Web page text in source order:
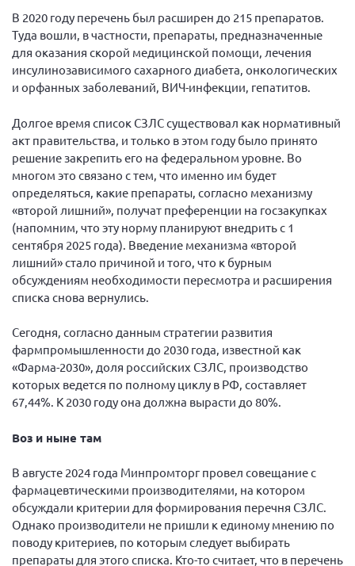
Документы съездов
Первый съезд
Второй съезд
Четвертый съезд
Пятый съезд
Шестой съезд
ОФ «Фонд содействия больным рассеянным
склерозом»
Новости: Казахстан
Письма и официальные ответы
Нормативно-правовые документы
Публичные отчеты
Исследования, аналитика, мнения
Всероссийская онлайн конференция
"Рассеянный склероз: новые реалии" (26-
29.05.2022)
В 2020 году перечень был расширен до 215 препаратов.
Туда вошли, в частности, препараты, предназначенные
для оказания скорой медицинской помощи, лечения
инсулинозависимого сахарного диабета, онкологических
и орфанных заболеваний, ВИЧ-инфекции, гепатитов.
Долгое время список СЗЛС существовал как нормативный
акт правительства, и только в этом году было принято
решение закрепить его на федеральном уровне. Во
многом это связано с тем, что именно им будет
определяться, какие препараты, согласно механизму
«второй лишний», получат преференции на госзакупках
(напомним, что эту норму планируют внедрить с 1
сентября 2025 года). Введение механизма «второй
лишний» стало причиной и того, что к бурным
обсуждениям необходимости пересмотра и расширения
списка снова вернулись.
Сегодня, согласно данным стратегии развития
фармпромышленности до 2030 года, известной как
«Фарма-2030», доля российских СЗЛС, производство
которых ведется по полному циклу в РФ, составляет
67,44%. К 2030 году она должна вырасти до 80%.
Воз и ныне там
В августе 2024 года Минпромторг провел совещание с
фармацевтическими производителями, на котором
обсуждали критерии для формирования перечня СЗЛС.
Однако производители не пришли к единому мнению по
поводу критериев, по которым следует выбирать
препараты для этого списка. Кто-то считает, что в перечень